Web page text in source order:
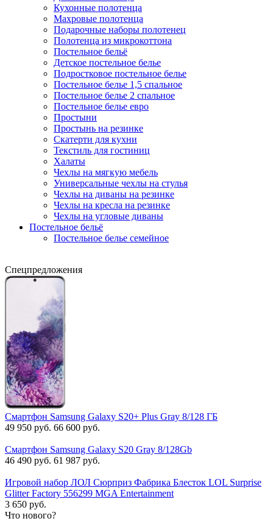
Кухонные полотенца
Махровые полотенца
Подарочные наборы полотенец
Полотенца из микрокоттона
Постельное бельё
Детское постельное белье
Подростковое постельное белье
Постельное белье 1,5 спальное
Постельное белье 2 спальное
Постельное белье евро
Простыни
Простынь на резинке
Скатерти для кухни
Текстиль для гостиниц
Халаты
Чехлы на мягкую мебель
Универсальные чехлы на стулья
Чехлы на диваны на резинке
Чехлы на кресла на резинке
Чехлы на угловые диваны
Постельное бельё
Постельное белье семейное
Спецпредложения
Смартфон Samsung Galaxy S20+ Plus Gray 8/128 ГБ
49 950 руб. 66 600 руб.
Смартфон Samsung Galaxy S20 Gray 8/128Gb
46 490 руб. 61 987 руб.
Игровой набор ЛОЛ Сюрприз Фабрика Блесток LOL Surprise
Glitter Factory 556299 MGA Entertainment
3 650 руб.
Что нового?